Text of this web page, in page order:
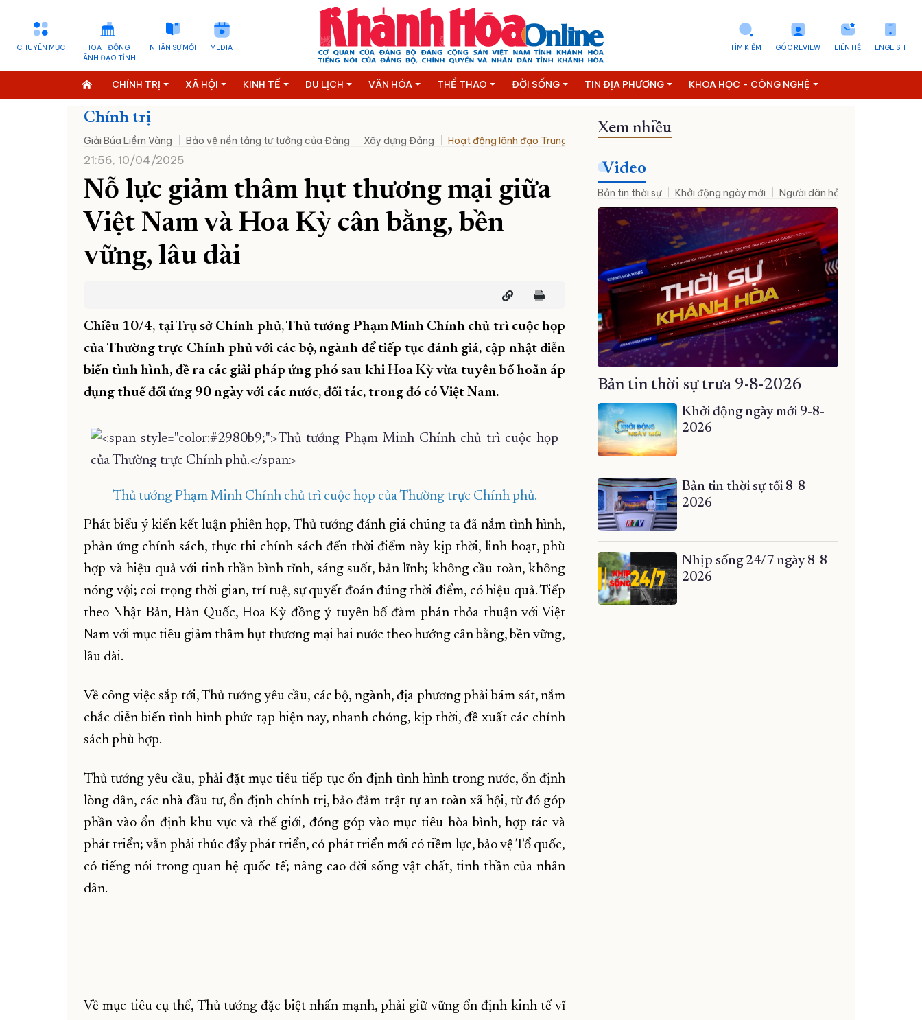
CHUYÊN MỤC
HOẠT ĐỘNG
LÃNH ĐẠO TỈNH
NHÂN SỰ MỚI MEDIA ENGLISH
LIÊN HỆ
GÓC REVIEW
TÌM KIẾM
CHÍNH TRỊ XÃ HỘI KINH TẾ DU LỊCH VĂN HÓA THỂ THAO ĐỜI SỐNG TIN ĐỊA PHƯƠNG KHOA HỌC - CÔNG NGHỆ
Chính trị
Giải Búa Liềm Vàng Bảo vệ nền tảng tư tưởng của Đảng Xây dựng Đảng Hoạt động lãnh đạo Trung ương Nhân sự mới
21:56, 10/04/2025
Nỗ lực giảm thâm hụt thương mại giữa
Việt Nam và Hoa Kỳ cân bằng, bền
vững, lâu dài
Chiều 10/4, tại Trụ sở Chính phủ, Thủ tướng Phạm Minh Chính chủ trì cuộc họp
của Thường trực Chính phủ với các bộ, ngành để tiếp tục đánh giá, cập nhật diễn
biến tình hình, đề ra các giải pháp ứng phó sau khi Hoa Kỳ vừa tuyên bố hoãn áp
dụng thuế đối ứng 90 ngày với các nước, đối tác, trong đó có Việt Nam.
Thủ tướng Phạm Minh Chính chủ trì cuộc họp của Thường trực Chính phủ.
Phát biểu ý kiến kết luận phiên họp, Thủ tướng đánh giá chúng ta đã nắm tình hình,
phản ứng chính sách, thực thi chính sách đến thời điểm này kịp thời, linh hoạt, phù
hợp và hiệu quả với tinh thần bình tĩnh, sáng suốt, bản lĩnh; không cầu toàn, không
nóng vội; coi trọng thời gian, trí tuệ, sự quyết đoán đúng thời điểm, có hiệu quả. Tiếp
theo Nhật Bản, Hàn Quốc, Hoa Kỳ đồng ý tuyên bố đàm phán thỏa thuận với Việt
Nam với mục tiêu giảm thâm hụt thương mại hai nước theo hướng cân bằng, bền vững,
lâu dài.
Về công việc sắp tới, Thủ tướng yêu cầu, các bộ, ngành, địa phương phải bám sát, nắm
chắc diễn biến tình hình phức tạp hiện nay, nhanh chóng, kịp thời, đề xuất các chính
sách phù hợp.
Thủ tướng yêu cầu, phải đặt mục tiêu tiếp tục ổn định tình hình trong nước, ổn định
lòng dân, các nhà đầu tư, ổn định chính trị, bảo đảm trật tự an toàn xã hội, từ đó góp
phần vào ổn định khu vực và thế giới, đóng góp vào mục tiêu hòa bình, hợp tác và
phát triển; vẫn phải thúc đẩy phát triển, có phát triển mới có tiềm lực, bảo vệ Tổ quốc,
có tiếng nói trong quan hệ quốc tế; nâng cao đời sống vật chất, tinh thần của nhân
dân.
Về mục tiêu cụ thể, Thủ tướng đặc biệt nhấn mạnh, phải giữ vững ổn định kinh tế vĩ
Xem nhiều
Video
Bản tin thời sự Khởi động ngày mới Người dân hỏi – Cơ quan nhà
Bản tin thời sự trưa 9-8-2026
Khởi động ngày mới 9-8-
2026
Bản tin thời sự tối 8-8-
2026
Nhịp sống 24/7 ngày 8-8-
2026